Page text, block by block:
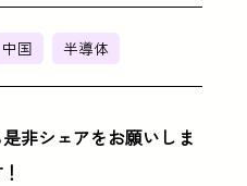
中国 半導体
非シェアをお願いしま